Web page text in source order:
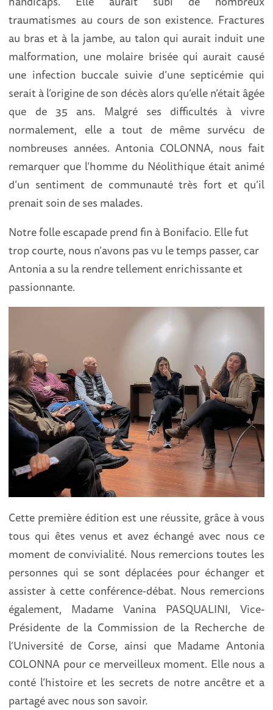
traumatismes au cours de son existence. Fractures
au bras et à la jambe, au talon qui aurait induit une
malformation, une molaire brisée qui aurait causé
une infection buccale suivie d’une septicémie qui
serait à l’origine de son décès alors qu’elle n’était âgée
que de 35 ans. Malgré ses difficultés à vivre
normalement, elle a tout de même survécu de
nombreuses années. Antonia COLONNA, nous fait
remarquer que l’homme du Néolithique était animé
d’un sentiment de communauté très fort et qu’il
prenait soin de ses malades.
Notre folle escapade prend fin à Bonifacio. Elle fut
trop courte, nous n’avons pas vu le temps passer, car
Antonia a su la rendre tellement enrichissante et
passionnante.
Cette première édition est une réussite, grâce à vous
tous qui êtes venus et avez échangé avec nous ce
moment de convivialité. Nous remercions toutes les
personnes qui se sont déplacées pour échanger et
assister à cette conférence-débat. Nous remercions
également, Madame Vanina PASQUALINI, Vice-
Présidente de la Commission de la Recherche de
l’Université de Corse, ainsi que Madame Antonia
COLONNA pour ce merveilleux moment. Elle nous a
conté l’histoire et les secrets de notre ancêtre et a
partagé avec nous son savoir.